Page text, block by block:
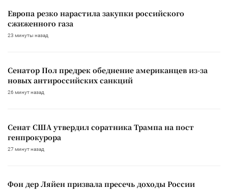
Европа резко нарастила закупки российского
сжиженного газа
23 минуты назад
Сенатор Пол предрек обеднение американцев из-за
новых антироссийских санкций
26 минут назад
Сенат США утвердил соратника Трампа на пост
генпрокурора
27 минут назад
Фон дер Ляйен призвала пресечь доходы России